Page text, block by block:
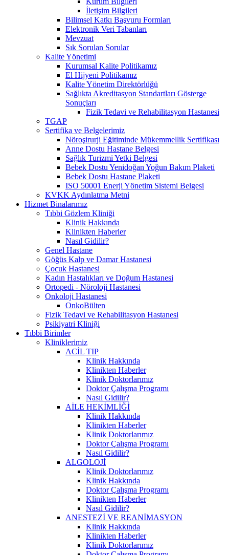
İletişim Bilgileri
Bilimsel Katkı Başvuru Formları
Elektronik Veri Tabanları
Mevzuat
Sık Sorulan Sorular
Kalite Yönetimi
Kurumsal Kalite Politikamız
El Hijyeni Politikamız
Kalite Yönetim Direktörlüğü
Sağlıkta Akreditasyon Standartları Gösterge
Sonuçları
Fizik Tedavi ve Rehabilitasyon Hastanesi
TGAP
Sertifika ve Belgelerimiz
Nöroşirurji Eğitiminde Mükemmellik Sertifikası
Anne Dostu Hastane Belgesi
Sağlık Turizmi Yetki Belgesi
Bebek Dostu Yenidoğan Yoğun Bakım Plaketi
Bebek Dostu Hastane Plaketi
ISO 50001 Enerji Yönetim Sistemi Belgesi
KVKK Aydınlatma Metni
Hizmet Binalarımız
Tıbbi Gözlem Kliniği
Klinik Hakkında
Klinikten Haberler
Nasıl Gidilir?
Genel Hastane
Göğüs Kalp ve Damar Hastanesi
Çocuk Hastanesi
Kadın Hastalıkları ve Doğum Hastanesi
Ortopedi - Nöroloji Hastanesi
Onkoloji Hastanesi
OnkoBülten
Fizik Tedavi ve Rehabilitasyon Hastanesi
Psikiyatri Kliniği
Tıbbi Birimler
Kliniklerimiz
ACİL TIP
Klinik Hakkında
Klinikten Haberler
Klinik Doktorlarımız
Doktor Çalışma Programı
Nasıl Gidilir?
AİLE HEKİMLİĞİ
Klinik Hakkında
Klinikten Haberler
Klinik Doktorlarımız
Doktor Çalışma Programı
Nasıl Gidilir?
ALGOLOJİ
Klinik Doktorlarımız
Klinik Hakkında
Doktor Çalışma Programı
Klinikten Haberler
Nasıl Gidilir?
ANESTEZİ VE REANİMASYON
Klinik Hakkında
Klinikten Haberler
Klinik Doktorlarımız